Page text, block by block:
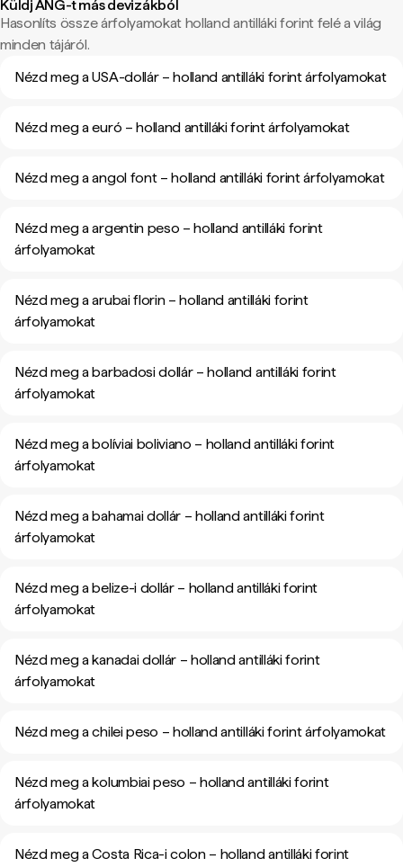
Küldj ANG-t más devizákból
Hasonlíts össze árfolyamokat holland antilláki forint felé a világ
minden tájáról.
Nézd meg a USA-dollár – holland antilláki forint árfolyamokat
Nézd meg a euró – holland antilláki forint árfolyamokat
Nézd meg a angol font – holland antilláki forint árfolyamokat
Nézd meg a argentin peso – holland antilláki forint
árfolyamokat
Nézd meg a arubai florin – holland antilláki forint
árfolyamokat
Nézd meg a barbadosi dollár – holland antilláki forint
árfolyamokat
Nézd meg a bolíviai boliviano – holland antilláki forint
árfolyamokat
Nézd meg a bahamai dollár – holland antilláki forint
árfolyamokat
Nézd meg a belize-i dollár – holland antilláki forint
árfolyamokat
Nézd meg a kanadai dollár – holland antilláki forint
árfolyamokat
Nézd meg a chilei peso – holland antilláki forint árfolyamokat
Nézd meg a kolumbiai peso – holland antilláki forint
árfolyamokat
Nézd meg a Costa Rica-i colon – holland antilláki forint